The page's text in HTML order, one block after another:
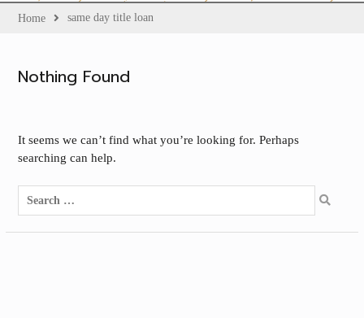
Home same day title loan
Nothing Found
It seems we can’t find what you’re looking for. Perhaps
searching can help.
Search
for: